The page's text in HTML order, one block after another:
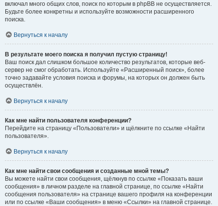
включал много общих слов, поиск по которым в phpBB не осуществляется.
Будьте более конкретны и используйте возможности расширенного
поиска.
Вернуться к началу
В результате моего поиска я получил пустую страницу!
Ваш поиск дал слишком большое количество результатов, которые веб-
сервер не смог обработать. Используйте «Расширенный поиск», более
точно задавайте условия поиска и форумы, на которых он должен быть
осуществлён.
Вернуться к началу
Как мне найти пользователя конференции?
Перейдите на страницу «Пользователи» и щёлкните по ссылке «Найти
пользователя».
Вернуться к началу
Как мне найти свои сообщения и созданные мной темы?
Вы можете найти свои сообщения, щёлкнув по ссылке «Показать ваши
сообщения» в личном разделе на главной странице, по ссылке «Найти
сообщения пользователя» на странице вашего профиля на конференции
или по ссылке «Ваши сообщения» в меню «Ссылки» на главной странице.